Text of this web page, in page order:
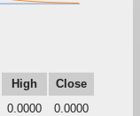
High
Close
0.0000
0.0000